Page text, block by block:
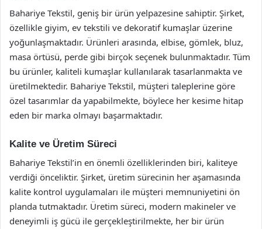
Bahariye Tekstil, geniş bir ürün yelpazesine sahiptir. Şirket,
özellikle giyim, ev tekstili ve dekoratif kumaşlar üzerine
yoğunlaşmaktadır. Ürünleri arasında, elbise, gömlek, bluz,
masa örtüsü, perde gibi birçok seçenek bulunmaktadır. Tüm
bu ürünler, kaliteli kumaşlar kullanılarak tasarlanmakta ve
üretilmektedir. Bahariye Tekstil, müşteri taleplerine göre
özel tasarımlar da yapabilmekte, böylece her kesime hitap
eden bir marka olmayı başarmaktadır.
Kalite ve Üretim Süreci
Bahariye Tekstil’in en önemli özelliklerinden biri, kaliteye
verdiği önceliktir. Şirket, üretim sürecinin her aşamasında
kalite kontrol uygulamaları ile müşteri memnuniyetini ön
planda tutmaktadır. Üretim süreci, modern makineler ve
deneyimli iş gücü ile gerçekleştirilmekte, her bir ürün